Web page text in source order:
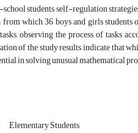
students self-regulation
which 36 boys and girls
observing the process of tasks
of the study results indicate that
in solving unusual mathematical
Elementary Students